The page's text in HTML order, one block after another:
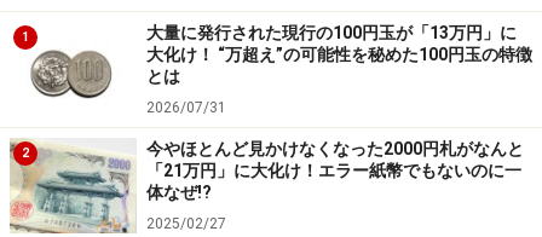
全国人民代表大会の代表選出方法
中国では全人代を頂点に多くのクラスの人民代表大会があ
り、下位クラスの大会で上位クラスの代表を選出する構造
になっている。
中国には行政区分の「クラス」ごとに代表大会が行わ
1
大量に発行された現行の100円玉が「13万円」に
大化け！ “万超え”の可能性を秘めた100円玉の特徴
とは
2026/07/31
2
今やほとんど見かけなくなった2000円札がなんと
「21万円」に大化け！エラー紙幣でもないのに一
体なぜ!?
2025/02/27